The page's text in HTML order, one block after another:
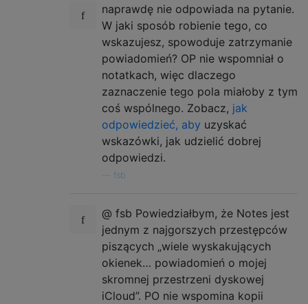
naprawdę nie odpowiada na pytanie.
W jaki sposób robienie tego, co
wskazujesz, spowoduje zatrzymanie
powiadomień? OP nie wspomniał o
notatkach, więc dlaczego
zaznaczenie tego pola miałoby z tym
coś wspólnego. Zobacz, jak
odpowiedzieć, aby uzyskać
wskazówki, jak udzielić dobrej
odpowiedzi.
fsb
@ fsb Powiedziałbym, że Notes jest
jednym z najgorszych przestępców
piszących „wiele wyskakujących
okienek… powiadomień o mojej
skromnej przestrzeni dyskowej
iCloud”. PO nie wspomina kopii